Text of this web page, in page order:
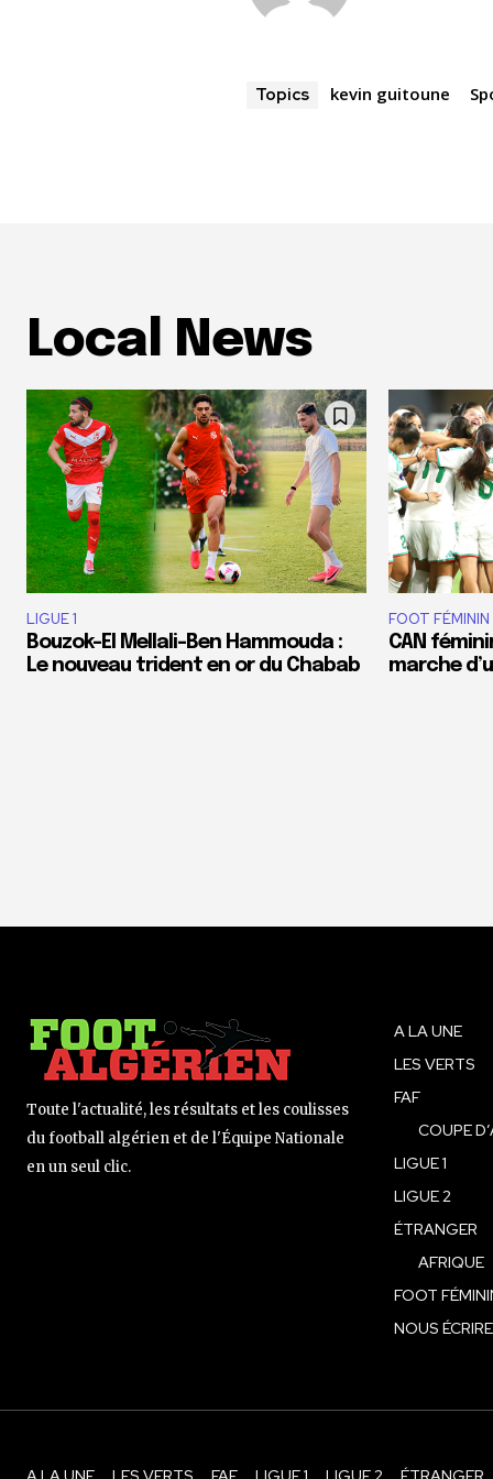
Topics kevin guitoune
Local News
LIGUE 1
Bouzok-El Mellali-Ben Hammouda :
Le nouveau trident en or du Chabab
FOOT FÉMININ
CAN
marche
Toute l'actualité, les résultats et les coulisses
du football algérien et de l'Équipe Nationale
en un seul clic.
A LA UNE
LES VERTS
FAF
COUPE
LIGUE 1
LIGUE 2
ÉTRANGER
AFRIQUE
FOOT
NOUS ÉCRIRE